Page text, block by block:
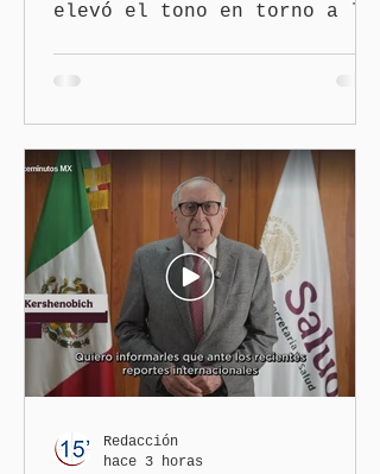
elevó el tono en torno a la
Bojalil y Elvia Graciela
"Grace" Palomares Ramírez,
al considerar que los
comentarios que emitieron
en el podcast "DesCasadas"
contra las personas adultas
mayores no pueden
justificarse como una
simple opinión o una broma.
Redacción
hace 3 horas